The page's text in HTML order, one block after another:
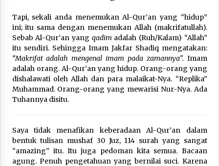
Tapi, sekali anda menemukan Al-Qur’an yang “hidup”
ini; itu sama dengan menemukan Allah (makrifatullah).
Sebab Al-Qur’an yang qadim adalah (Ruh/Kalam) “Allah”
itu sendiri. Sehingga Imam Jakfar Shadiq mengatakan:
“Makrifat adalah mengenal imam pada zamannya”. Imam
adalah orang. Al-Qur’an yang hidup. Orang-orang yang
dishalawati oleh Allah dan para malaikat-Nya. “Replika”
Muhammad. Orang-orang yang mewarisi Nur-Nya. Ada
Tuhannya disitu.
Saya tidak menafikan keberadaan Al-Qur’an dalam
bentuk tulisan mushaf 30 Juz, 114 surah yang sangat
“amazing” itu. Itu juga pedoman kita semua. Bacaan
agung. Penuh pengetahuan yang bernilai suci. Karena